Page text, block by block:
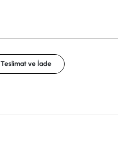
Teslimat ve İade